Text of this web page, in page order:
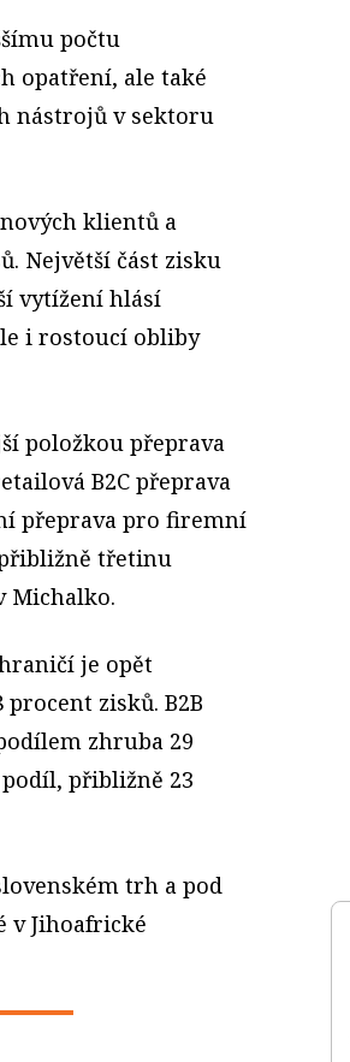
počtu
opatření, ale také
nástrojů v sektoru
klientů a
Největší část zisku
vytížení hlásí
i rostoucí obliby
položkou přeprava
B2C přeprava
přeprava pro firemní
třetinu
Michalko.
je opět
zisků. B2B
zhruba 29
přibližně 23
trh a pod
v Jihoafrické